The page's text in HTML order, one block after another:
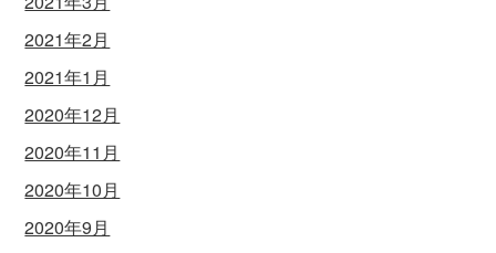
2021年2月
2021年1月
2020年12月
2020年11月
2020年10月
2020年9月